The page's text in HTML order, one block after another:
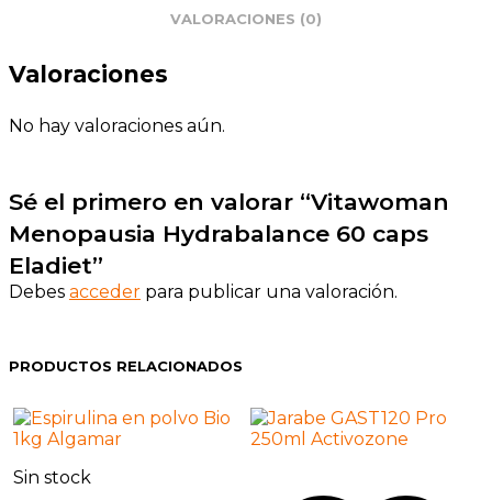
VALORACIONES (0)
Valoraciones
No hay valoraciones aún.
Sé el primero en valorar “Vitawoman
Menopausia Hydrabalance 60 caps
Eladiet”
Debes acceder para publicar una valoración.
PRODUCTOS RELACIONADOS
Sin stock